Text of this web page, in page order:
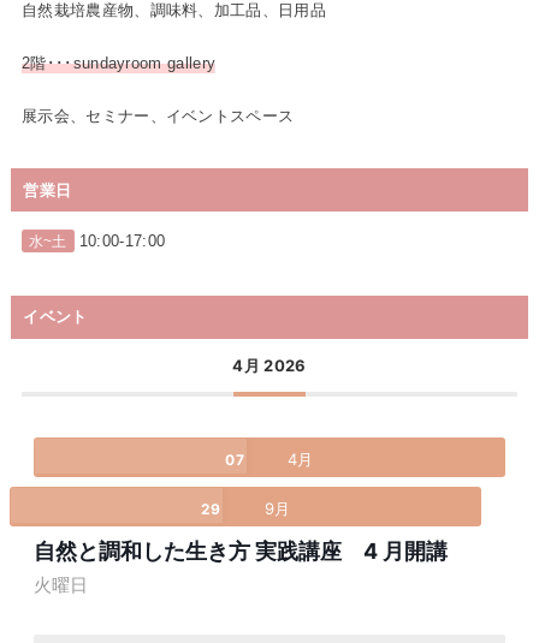
自然栽培農産物、調味料、加工品、日用品
2階･･･sundayroom gallery
展示会、セミナー、イベントスペース
営業日
水~土 10:00-17:00
イベント
4月 2026
07 4月
29 9月
自然と調和した生き方 実践講座 4 月開講
火曜日